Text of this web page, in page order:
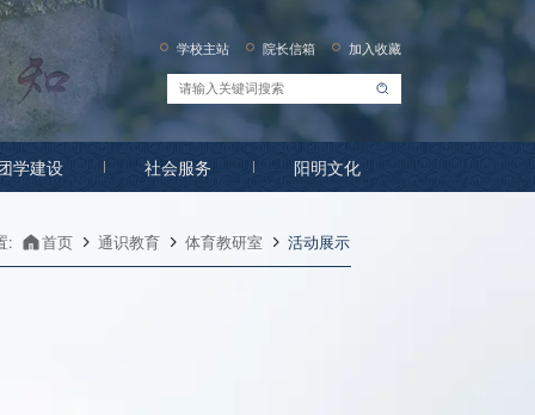
学校主站 院长信箱 加入收藏
学建设 社会服务 阳明文化
: 首页 通识教育 体育教研室 活动展示